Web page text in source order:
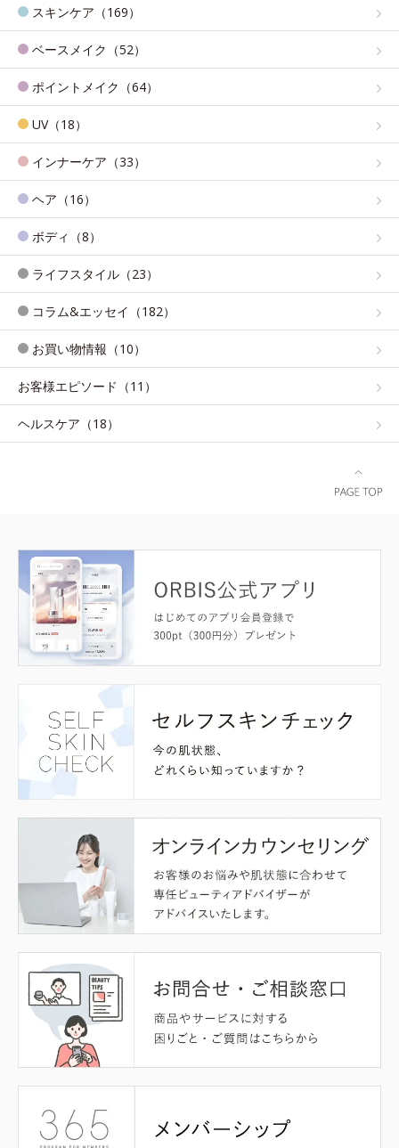
スキンケア（169）
ベースメイク（52）
ポイントメイク（64）
UV（18）
インナーケア（33）
ヘア（16）
ボディ（8）
ライフスタイル（23）
コラム&エッセイ（182）
お買い物情報（10）
お客様エピソード（11）
ヘルスケア（18）